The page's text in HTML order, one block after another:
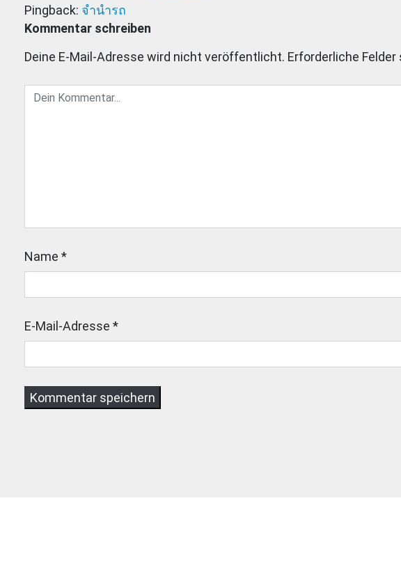
Pingback: จำนำรถ
Kommentar schreiben
Deine E-Mail-Adresse wird nicht veröffentlicht. Erforderliche Felder
Name *
E-Mail-Adresse *